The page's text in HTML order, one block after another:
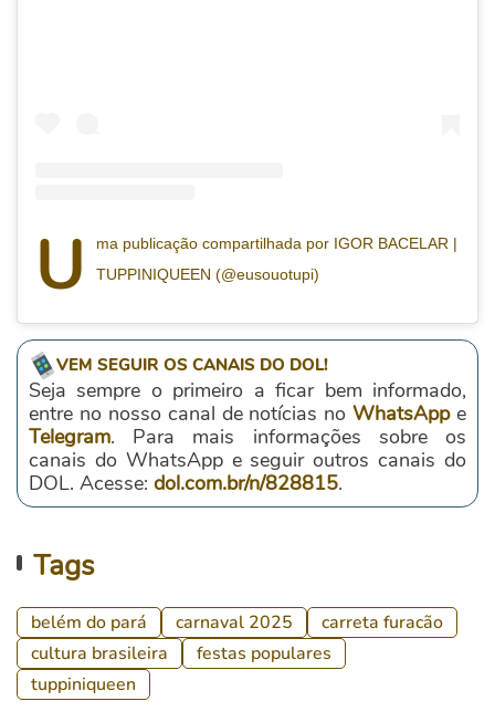
Uma publicação compartilhada por IGOR BACELAR |
TUPPINIQUEEN (@eusouotupi)
VEM SEGUIR OS CANAIS DO DOL!
Seja sempre o primeiro a ficar bem informado,
entre no nosso canal de notícias noWhatsAppe
Telegram. Para mais informações sobre os
canais do WhatsApp e seguir outros canais do
DOL. Acesse: dol.com.br/n/828815.
Tags
belém do pará carnaval 2025
carreta furacão
cultura brasileira
festas populares
tuppiniqueen